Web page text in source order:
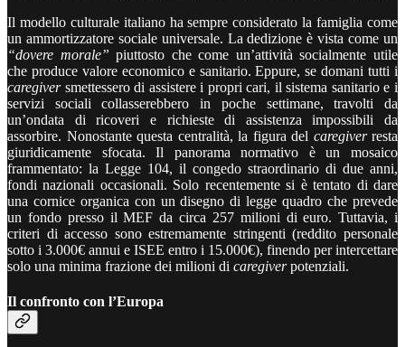
Il modello culturale italiano ha sempre considerato la famiglia come
un ammortizzatore sociale universale. La dedizione è vista come un
“dovere morale”piuttosto che come un’attività socialmente utile
che produce valore economico e sanitario. Eppure, se domani tutti i
caregiversmettessero di assistere i propri cari, il sistema sanitario e i
servizi sociali collasserebbero in poche settimane, travolti da
un’ondata di ricoveri e richieste di assistenza impossibili da
assorbire. Nonostante questa centralità, la figura del caregiverresta
giuridicamente sfocata. Il panorama normativo è un mosaico
frammentato: la Legge 104, il congedo straordinario di due anni,
fondi nazionali occasionali. Solo recentemente si è tentato di dare
una cornice organica con un disegno di legge quadro che prevede
un fondo presso il MEF da circa 257 milioni di euro. Tuttavia, i
criteri di accesso sono estremamente stringenti (reddito personale
sotto i 3.000€ annui e ISEE entro i 15.000€), finendo per intercettare
solo una minima frazione dei milioni di caregiverpotenziali.
Il confronto con l’Europa